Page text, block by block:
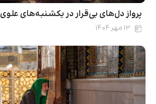
پرواز دل‌های بی‌قرار در یکشنبه‌های علوی
۱۳ مهر ۱۴۰۴